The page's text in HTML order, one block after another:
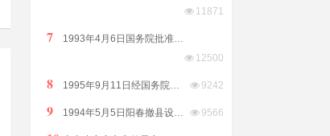
11871
7
1993年4月6日国务院批准普宁撤县设市（县级）由揭阳市代管
12500
8 1995年9月11日经国务院批准广东信宜撤县建市（县级市） 9242
9 1994年5月5日阳春撤县设市（县级）由阳江市代管 9566